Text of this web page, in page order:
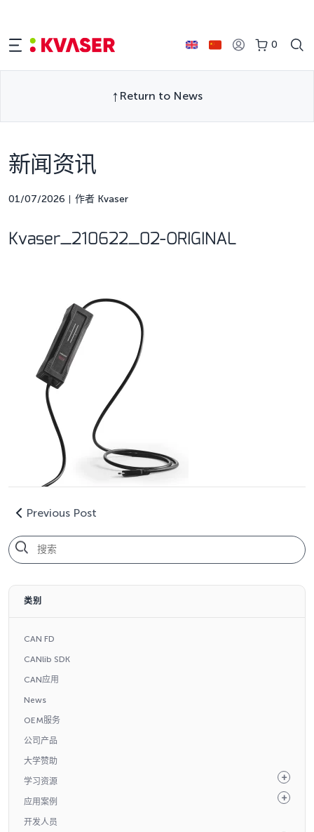
0
Return to News
新闻资讯
01/07/2026 作者 Kvaser
Kvaser_210622_02-ORIGINAL
Previous Post
类别
CAN FD
CANlib SDK
CAN应用
News
OEM服务
公司产品
大学赞助
学习资源
应用案例
开发人员